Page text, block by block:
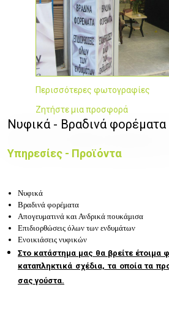
Περισσότερες φωτογραφίες
Ζητήστε μια προσφορά
Νυφικά - Βραδινά φορέματα
Υπηρεσίες - Προϊόντα
Νυφικά
Βραδινά φορέματα
Aπογευματινά και Ανδρικά πουκάμισα
Επιδιορθώσεις όλων των ενδυμάτων
Ενοικιάσεις νυφικών
Στο κατάστημα μας θα βρείτε έτοιμα
καταπληκτικά σχέδια, τα οποία τα
σας γούστα.